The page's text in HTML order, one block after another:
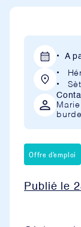
A
Offre d'emploi
Publié le